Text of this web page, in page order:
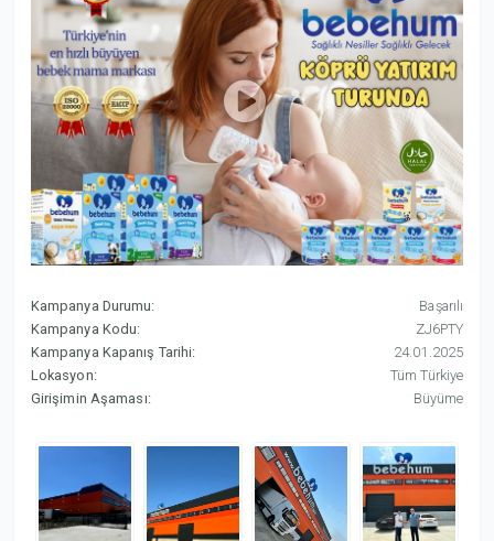
Kampanya Durumu:
Başarılı
Kampanya Kodu:
ZJ6PTY
Kampanya Kapanış Tarihi:
24.01.2025
Lokasyon:
Tüm Türkiye
Girişimin Aşaması:
Büyüme